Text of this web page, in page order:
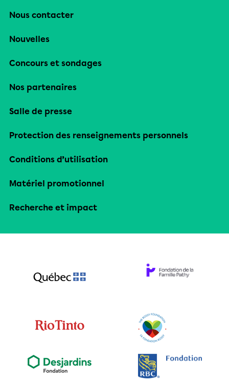
Nous contacter
Nouvelles
Concours et sondages
Nos partenaires
Salle de presse
Protection des renseignements personnels
Conditions d’utilisation
Matériel promotionnel
Recherche et impact